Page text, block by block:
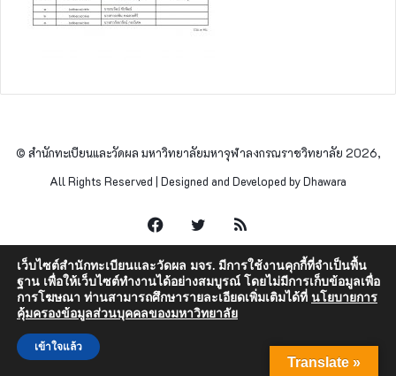
© สำนักทะเบียนและวัดผล มหาวิทยาลัยมหาจุฬาลงกรณราชวิทยาลัย 2026,
All Rights Reserved | Designed and Developed by Dhawara
FacebookTwitter
Translate »
เว็บไซต์สำนักทะเบียนและวัดผล มจร. มีการใช้งานคุกกี้ที่จำเป็นพื้น
ฐาน เพื่อให้เว็บไซต์ทำงานได้อย่างสมบูรณ์ โดยไม่มีการเก็บข้อมูลเพื่อ
การโฆษณา ท่านสามารถศึกษารายละเอียดเพิ่มเติมได้ที่ นโยบายการ
คุ้มครองข้อมูลส่วนบุคคลของมหาวิทยาลัย
เข้าใจแล้ว